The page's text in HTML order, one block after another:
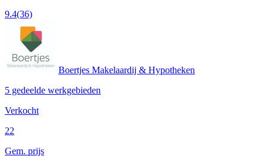
9.4(36)
Boertjes Makelaardij & Hypotheken
5 gedeelde werkgebieden
Verkocht
22
Gem. prijs